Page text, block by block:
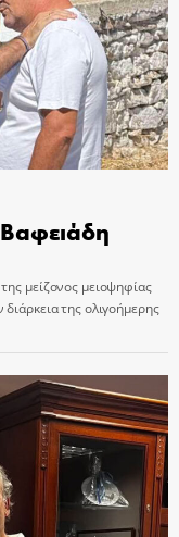
μείζονος μειοψηφίας
της ολιγοήμερης